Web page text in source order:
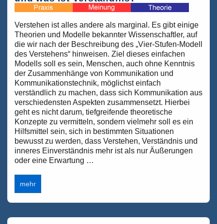
Verstehen ist alles andere als marginal. Es gibt einige
Theorien und Modelle bekannter Wissenschaftler, auf
die wir nach der Beschreibung des „Vier-Stufen-Modell
des Verstehens“ hinweisen. Ziel dieses einfachen
Modells soll es sein, Menschen, auch ohne Kenntnis
der Zusammenhänge von Kommunikation und
Kommunikationstechnik, möglichst einfach
verständlich zu machen, dass sich Kommunikation aus
verschiedensten Aspekten zusammensetzt. Hierbei
geht es nicht darum, tiefgreifende theoretische
Konzepte zu vermitteln, sondern vielmehr soll es ein
Hilfsmittel sein, sich in bestimmten Situationen
bewusst zu werden, dass Verstehen, Verständnis und
inneres Einverständnis mehr ist als nur Äußerungen
oder eine Erwartung …
Vom
mehr